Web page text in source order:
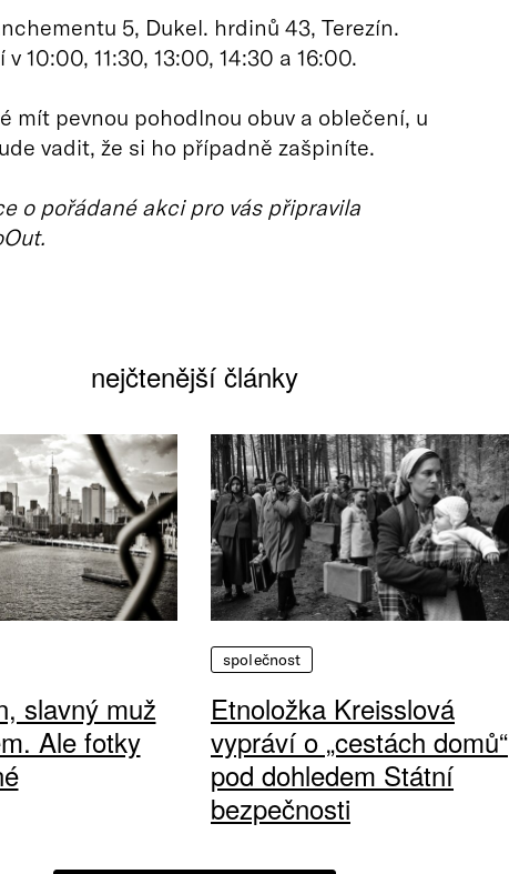
5, Dukel. hrdinů 43, Terezín.
10:00, 11:30, 13:00, 14:30 a 16:00.
mít pevnou pohodlnou obuv a oblečení, u
vadit, že si ho případně zašpiníte.
o pořádané akci pro vás připravila
nejčtenější články
slavný muž
Ale fotky
společnost
Etnoložka Kreisslová
vypráví o „cestách domů“
pod dohledem Státní
bezpečnosti